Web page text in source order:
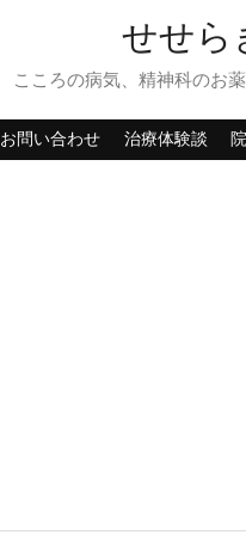
せせら
こころの病気、精神科のお
お問い合わせ 治療体験談